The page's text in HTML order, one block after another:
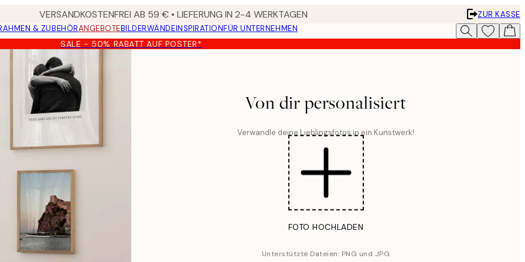
VERSANDKOSTENFREI AB 59 € • LIEFERUNG IN 2-4 WERKTAGEN
ZUR KASSE
& ZUBEHÖRANGEBOTEBILDERWÄNDEINSPIRATIONFÜR UNTERNEHMEN
SALE - 50% RABATT AUF POSTER*
Von dir personalisiert
Verwandle deine Lieblingsfotos in ein Kunstwerk!
FOTO HOCHLADEN
Unterstützte Dateien: PNG und JPG